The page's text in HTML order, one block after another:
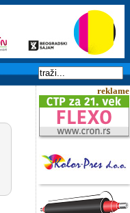
reklame